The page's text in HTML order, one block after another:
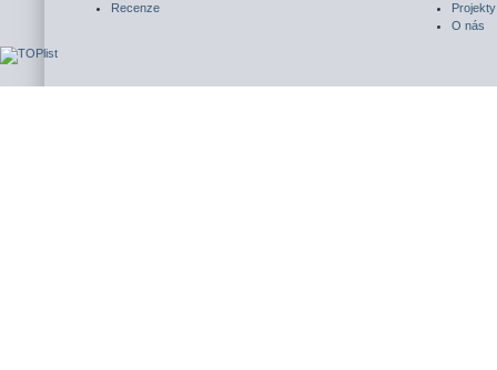
Recenze
Projekty
O nás